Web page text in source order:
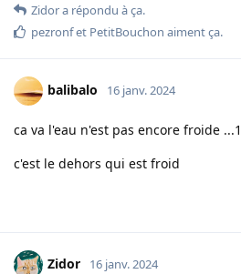
Zidora répondu à ça.
pezronfet PetitBouchon aiment ça.
balibalo 16 janv. 2024
ca va l'eau n'est pas encore froide
c'est le dehors qui est froid
Zidor 16 janv. 2024